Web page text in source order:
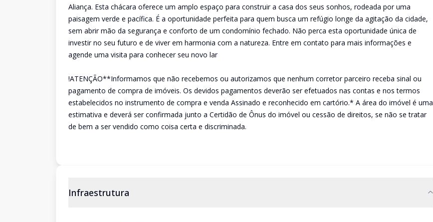
Aliança. Esta chácara oferece um amplo espaço para construir a casa dos seus sonhos, rodeada por uma
paisagem verde e pacífica. É a oportunidade perfeita para quem busca um refúgio longe da agitação da cidade,
sem abrir mão da segurança e conforto de um condomínio fechado. Não perca esta oportunidade única de
investir no seu futuro e de viver em harmonia com a natureza. Entre em contato para mais informações e
agende uma visita para conhecer seu novo lar
!ATENÇÃO**Informamos que não recebemos ou autorizamos que nenhum corretor parceiro receba sinal ou
pagamento de compra de imóveis. Os devidos pagamentos deverão ser efetuados nas contas e nos termos
estabelecidos no instrumento de compra e venda Assinado e reconhecido em cartório.* A área do imóvel é uma
estimativa e deverá ser confirmada junto a Certidão de Ônus do imóvel ou cessão de direitos, se não se tratar
de bem a ser vendido como coisa certa e discriminada.
Infraestrutura